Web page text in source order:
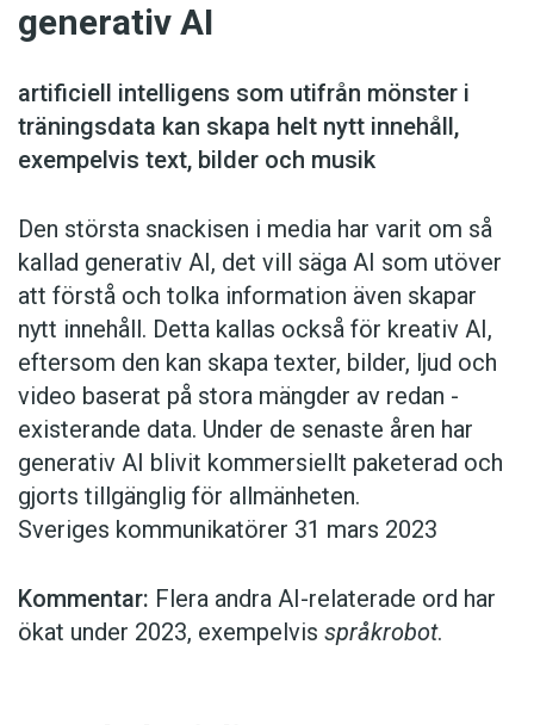
generativ AI
artificiell intelligens som ut­ifrån mönster i
träningsdata kan skapa helt nytt innehåll,
exempelvis text, bilder och musik
Den största snackisen i media har varit om så
kallad generativ AI, det vill säga AI som utöver
att förstå och tolka information även skapar
nytt innehåll. Detta kallas också för kreativ AI,
eftersom den kan skapa texter, bilder, ljud och
video baserat på stora mängder av redan ­
existerande data. Under de senaste åren har
generativ AI blivit kommersiellt paketerad och
gjorts tillgänglig för allmänheten.
Sveriges kommunikatörer 31 mars 2023
Kommentar: Flera andra AI-relaterade ord har
ökat under 2023, exempelvis språkrobot.